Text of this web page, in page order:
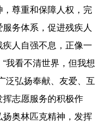
尊重和保障人权，完
务体系，促进残疾人
人自强不息，正像一
我看不清世界，但我想
泛弘扬奉献、友爱、互
志愿服务的积极作
奥林匹克精神，发挥